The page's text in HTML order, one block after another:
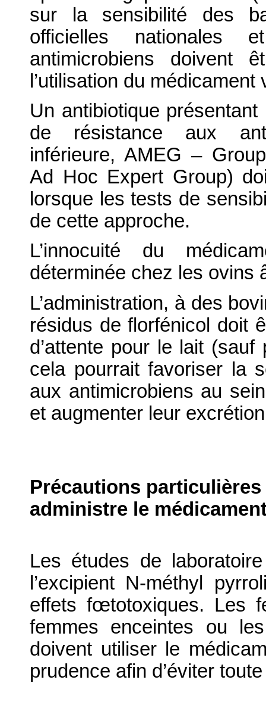
sur la sensibilité des
officielles nationales
antimicrobiens doivent
l’utilisation du médicament
Un antibiotique
de résistance aux
inférieure, AMEG –
Ad Hoc Expert Group)
lorsque les tests de
de cette approche.
L’innocuité du
déterminée chez les ovins
L’administration, à des
résidus de florfénicol doit
d’attente pour le lait
cela pourrait favoriser la
aux antimicrobiens au
et augmenter leur
Précautions
administre le
Les études de
l’excipient N-méthyl
effets fœtotoxiques. Les
femmes enceintes ou
doivent utiliser le
prudence afin d’éviter